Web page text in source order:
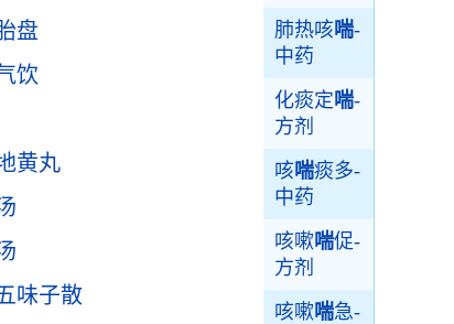
肺热咳喘-
中药
化痰定喘-
方剂
咳喘痰多-
中药
咳嗽喘促-
方剂
咳嗽喘急-
盘
饮
黄丸
味子散